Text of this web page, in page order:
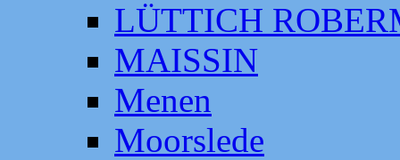
LÜTTICH
MAISSIN
Menen
Moorslede